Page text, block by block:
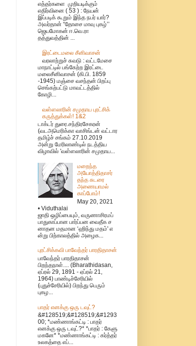
எத்தர்களை முறியடிக்கும்
எதிர்வினை ( 53 ) : நேயன்
இப்படிக் கூறும் இந்த நபர் யார்?
அவர்தான் “தோசை மாவு புகழ்’’
ஜெயமோகன் ஈ.வெ.ரா
தத்துவத்தின் ...
இரட்டைமலை சீனிவாசன்
வரலாற்றுச் சுவடு : வட்டமேசை
மாநாட்டில் பங்கேற்ற இரட்டை
மலைசீனிவாசன் (கி.பி. 1859
-1945) மஞ்சை வசந்தன் பிறப்பு
செங்கற்பட்டு மாவட்டத்தில்
கோழி...
வள்ளலாரின் சமுதாய புரட்சிக்
கருத்துக்கள்! 1&2
டாக்டர் துரை.சந்திரசேகரன்
(வடஅமெரிக்கா வாசிங்டன் வட்டார
தமிழ்ச் சங்கம் 27.10.2019
அன்று மேரிலாண்டில் நடத்திய
விழாவில் 'வள்ளலாரின் சமுதாய...
மறைந்த
அயோத்திதாசர்
தந்த சுடரை
அணையாமல்
காப்போம்!
May 20, 2021
• Viduthalai
ஜாதி ஒழிப்பையும், வருணாசிரமப்
பாதுகாப்பான பார்ப்பன வைதீக ச
னாதன மதமான ‘ஹிந்து மதம்' எ
ன்று பிற்காலத்தில் அழைக...
புரட்சிக்கவி பாவேந்தர் பாரதிதாசன்
பாவேந்தர் பாரதிதாசன்
பிறந்தநாள்.... (Bharathidasan,
ஏப்ரல் 29, 1891 - ஏப்ரல் 21,
1964) பாண்டிச்சேரியில்
(புதுச்சேரியில்) பிறந்து பெரும்
புகழ...
பாதர் எனக்கு ஒரு டவுட்?
&#128519;&#128519;&#1293
00; *மண்ணாங்கட்டி : பாதர்
எனக்கு ஒரு டவுட்?* *பாதர் : கேளு
மகனே* *மண்ணாங்கட்டி : கர்த்தர்
உலகத்தை எப்...